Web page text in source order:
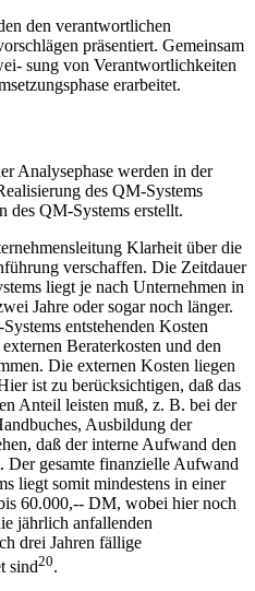
den verantwortlichen
präsentiert. Gemeinsam
sung von Verantwortlichkeiten
erarbeitet.
Analysephase werden in der
des QM-Systems
des QM-Systems erstellt.
Klarheit über die
verschaffen. Die Zeitdauer
liegt je nach Unternehmen in
Jahre oder sogar noch länger.
entstehenden Kosten
Beraterkosten und den
Die externen Kosten liegen
ist zu berücksichtigen, daß das
Anteil leisten muß, z. B. bei der
Ausbildung der
daß der interne Aufwand den
Der gesamte finanzielle Aufwand
liegt somit mindestens in einer
60.000,-- DM, wobei hier noch
jährlich anfallenden
drei Jahren fällige
sind20.